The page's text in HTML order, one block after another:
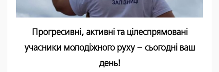
Прогресивні, активні та цілеспрямовані
учасники молодіжного руху – сьогодні ваш
день!